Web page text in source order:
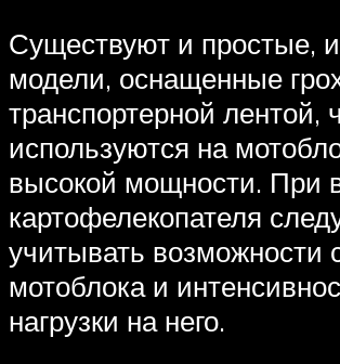
Существуют и простые,
модели, оснащенные
транспортерной лентой,
используются на
высокой мощности. При
картофелекопателя
учитывать возможности
мотоблока и
нагрузки на него.